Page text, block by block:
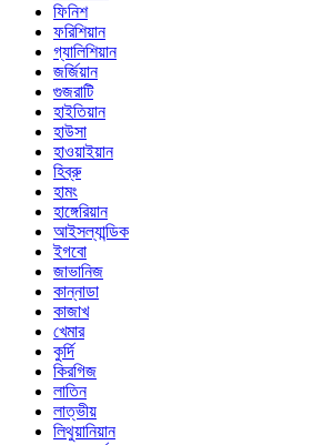
ফিনিশ
ফরিশিয়ান
গ্যালিশিয়ান
জর্জিয়ান
গুজরাটি
হাইতিয়ান
হাউসা
হাওয়াইয়ান
হিব্রু
হামং
হাঙ্গেরিয়ান
আইসল্যান্ডিক
ইগবো
জাভানিজ
কান্নাডা
কাজাখ
খেমার
কুর্দি
কিরগিজ
লাতিন
লাত্ভীয়
লিথুয়ানিয়ান